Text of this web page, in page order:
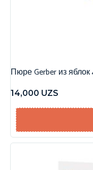
Пюре Gerber из
14,000 UZS